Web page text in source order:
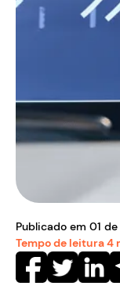
Publicado em 01 de
Tempo de leitura4